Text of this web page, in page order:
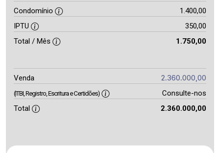
Condomínio
1.400,00
IPTU
350,00
Total / Mês
1.750,00
Venda 2.360.000,00
(ITBI, Registro, Escritura e Certidões)
Consulte-nos
Total
2.360.000,00